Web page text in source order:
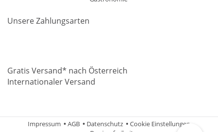
Unsere Zahlungsarten
Gratis Versand* nach Österreich
Internationaler Versand
Impressum AGB Datenschutz
Cookie Einstellungen